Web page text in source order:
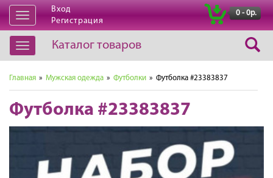
Открыть
навигацию
Вход
Регистрация
0 - 0р.
Открыть
навигацию
Каталог товаров
Главная » Мужская одежда » Футболки » Футболка #23383837
Футболка #23383837